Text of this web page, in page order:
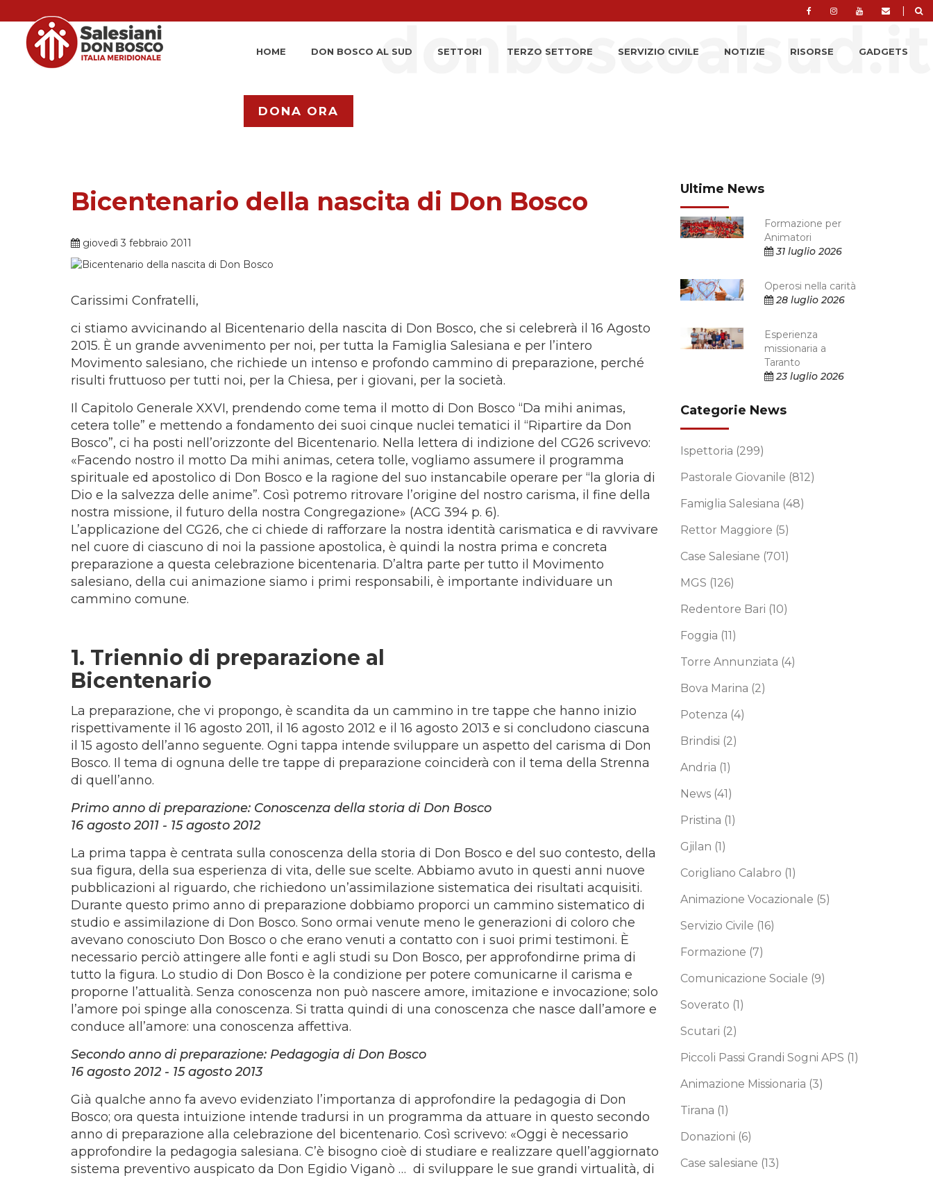
|
HOME DON BOSCO AL SUD SETTORI TERZO SETTORE SERVIZIO CIVILE NOTIZIE RISORSE GADGETS
DONA ORA
Bicentenario della nascita di Don Bosco
giovedì 3 febbraio 2011
Carissimi Confratelli,
ci stiamo avvicinando al Bicentenario della nascita di Don Bosco, che si celebrerà il 16 Agosto
2015. È un grande avvenimento per noi, per tutta la Famiglia Salesiana e per l’intero
Movimento salesiano, che richiede un intenso e profondo cammino di preparazione, perché
risulti fruttuoso per tutti noi, per la Chiesa, per i giovani, per la società.
Il Capitolo Generale XXVI, prendendo come tema il motto di Don Bosco “Da mihi animas,
cetera tolle” e mettendo a fondamento dei suoi cinque nuclei tematici il “Ripartire da Don
Bosco”, ci ha posti nell’orizzonte del Bicentenario. Nella lettera di indizione del CG26 scrivevo:
«Facendo nostro il motto Da mihi animas, cetera tolle, vogliamo assumere il programma
spirituale ed apostolico di Don Bosco e la ragione del suo instancabile operare per “la gloria di
Dio e la salvezza delle anime”. Così potremo ritrovare l’origine del nostro carisma, il fine della
nostra missione, il futuro della nostra Congregazione» (ACG 394 p. 6).
L’applicazione del CG26, che ci chiede di rafforzare la nostra identità carismatica e di ravvivare
nel cuore di ciascuno di noi la passione apostolica, è quindi la nostra prima e concreta
preparazione a questa celebrazione bicentenaria. D’altra parte per tutto il Movimento
salesiano, della cui animazione siamo i primi responsabili, è importante individuare un
cammino comune.
1. Triennio di preparazione al
Bicentenario
La preparazione, che vi propongo, è scandita da un cammino in tre tappe che hanno inizio
rispettivamente il 16 agosto 2011, il 16 agosto 2012 e il 16 agosto 2013 e si concludono ciascuna
il 15 agosto dell’anno seguente. Ogni tappa intende sviluppare un aspetto del carisma di Don
Bosco. Il tema di ognuna delle tre tappe di preparazione coinciderà con il tema della Strenna
di quell’anno.
Primo anno di preparazione: Conoscenza della storia di Don Bosco
16 agosto 2011 - 15 agosto 2012
La prima tappa è centrata sulla conoscenza della storia di Don Bosco e del suo contesto, della
sua figura, della sua esperienza di vita, delle sue scelte. Abbiamo avuto in questi anni nuove
pubblicazioni al riguardo, che richiedono un’assimilazione sistematica dei risultati acquisiti.
Durante questo primo anno di preparazione dobbiamo proporci un cammino sistematico di
studio e assimilazione di Don Bosco. Sono ormai venute meno le generazioni di coloro che
avevano conosciuto Don Bosco o che erano venuti a contatto con i suoi primi testimoni. È
necessario perciò attingere alle fonti e agli studi su Don Bosco, per approfondirne prima di
tutto la figura. Lo studio di Don Bosco è la condizione per potere comunicarne il carisma e
proporne l’attualità. Senza conoscenza non può nascere amore, imitazione e invocazione; solo
l’amore poi spinge alla conoscenza. Si tratta quindi di una conoscenza che nasce dall’amore e
conduce all’amore: una conoscenza affettiva.
Secondo anno di preparazione: Pedagogia di Don Bosco
16 agosto 2012 - 15 agosto 2013
Già qualche anno fa avevo evidenziato l’importanza di approfondire la pedagogia di Don
Bosco; ora questa intuizione intende tradursi in un programma da attuare in questo secondo
anno di preparazione alla celebrazione del bicentenario. Così scrivevo: «Oggi è necessario
approfondire la pedagogia salesiana. C’è bisogno cioè di studiare e realizzare quell’aggiornato
sistema preventivo auspicato da Don Egidio Viganò … di sviluppare le sue grandi virtualità, di
Ultime News
Formazione per
Animatori
31 luglio 2026
Operosi nella carità
28 luglio 2026
Esperienza
missionaria a
Taranto
23 luglio 2026
Categorie News
Ispettoria (299)
Pastorale Giovanile (812)
Famiglia Salesiana (48)
Rettor Maggiore (5)
Case Salesiane (701)
MGS (126)
Redentore Bari (10)
Foggia (11)
Torre Annunziata (4)
Bova Marina (2)
Potenza (4)
Brindisi (2)
Andria (1)
News (41)
Pristina (1)
Gjilan (1)
Corigliano Calabro (1)
Animazione Vocazionale (5)
Servizio Civile (16)
Formazione (7)
Comunicazione Sociale (9)
Soverato (1)
Scutari (2)
Piccoli Passi Grandi Sogni APS (1)
Animazione Missionaria (3)
Tirana (1)
Donazioni (6)
Case salesiane (13)